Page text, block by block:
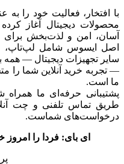
با افتخار، فعالیت خود را به
محصولات دیجیتال آغاز
آسان، امن و لذت‌بخش
اصل ایسوس شامل لپ‌تاپ،
سایر تجهیزات دیجیتال — همه
— تجربه خرید آنلاین شما
ما است.
پشتیبانی حرفه‌ای ما
طریق تماس تلفنی و چت
درخواست‌های شماست.
ای بای: فردا را امروز